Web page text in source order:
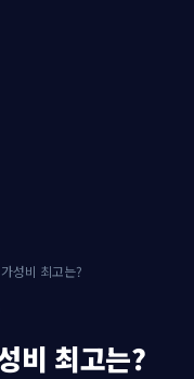
성비 최고는?
비 최고는?